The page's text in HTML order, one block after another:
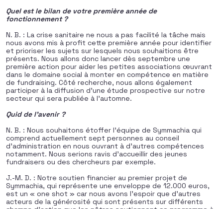
Quel est le bilan de votre première année de
fonctionnement ?
N. B. : La crise sanitaire ne nous a pas facilité la tâche mais
nous avons mis à profit cette première année pour identifier
et prioriser les sujets sur lesquels nous souhaitions être
présents. Nous allons donc lancer dès septembre une
première action pour aider les petites associations œuvrant
dans le domaine social à monter en compétence en matière
de fundraising. Côté recherche, nous allons également
participer à la diffusion d’une étude prospective sur notre
secteur qui sera publiée à l’automne.
Quid de l’avenir ?
N. B. : Nous souhaitons étoffer l’équipe de Symmachia qui
comprend actuellement sept personnes au conseil
d’administration en nous ouvrant à d’autres compétences
notamment. Nous serions ravis d’accueillir des jeunes
fundraisers ou des chercheurs par exemple.
J.-M. D. : Notre soutien financier au premier projet de
Symmachia, qui représente une enveloppe de 12.000 euros,
est un « one shot » car nous avons l’espoir que d’autres
acteurs de la générosité qui sont présents sur différents